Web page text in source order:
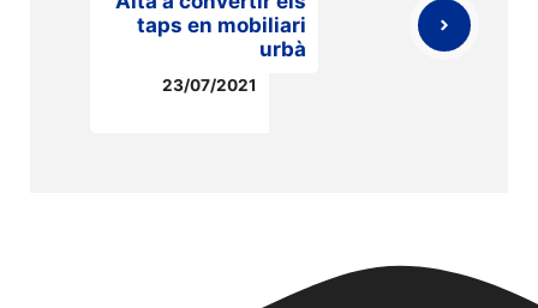
taps en mobiliari
urbà
23/07/2021